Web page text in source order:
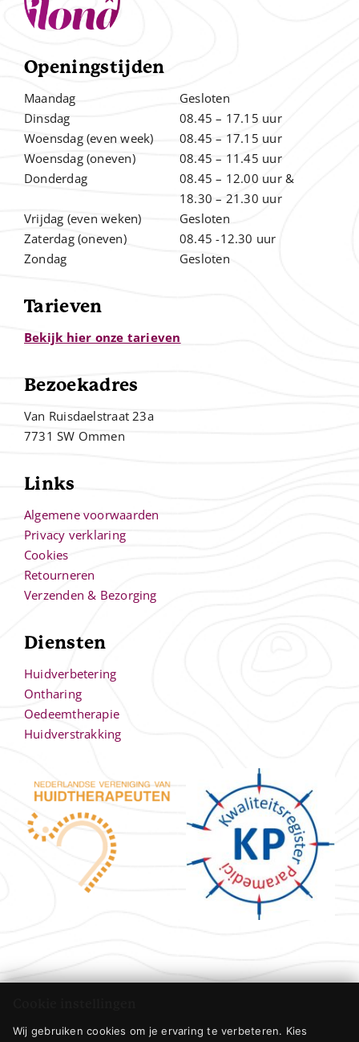
Openingstijden
Maandag
Dinsdag
Woensdag (even week)
Woensdag (oneven)
Donderdag
Vrijdag (even weken)
Zaterdag (oneven)
Zondag
Gesloten
08.45 – 17.15 uur
08.45 – 17.15 uur
08.45 – 11.45 uur
08.45 – 12.00 uur &
18.30 – 21.30 uur
Gesloten
08.45 -12.30 uur
Gesloten
Tarieven
Bekijk hier onze tarieven
Bezoekadres
Van Ruisdaelstraat 23a
7731 SW Ommen
Links
Algemene voorwaarden
Privacy verklaring
Cookies
Retourneren
Verzenden & Bezorging
Diensten
Huidverbetering
Ontharing
Oedeemtherapie
Huidverstrakking
Wij gebruiken cookies om je ervaring te verbeteren. Kies